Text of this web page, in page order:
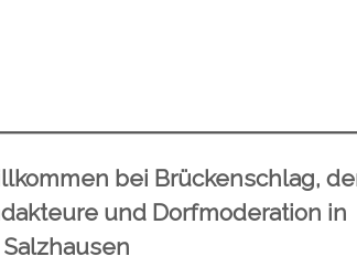
bei Brückenschlag,
und Dorfmoderation in
Salzhausen